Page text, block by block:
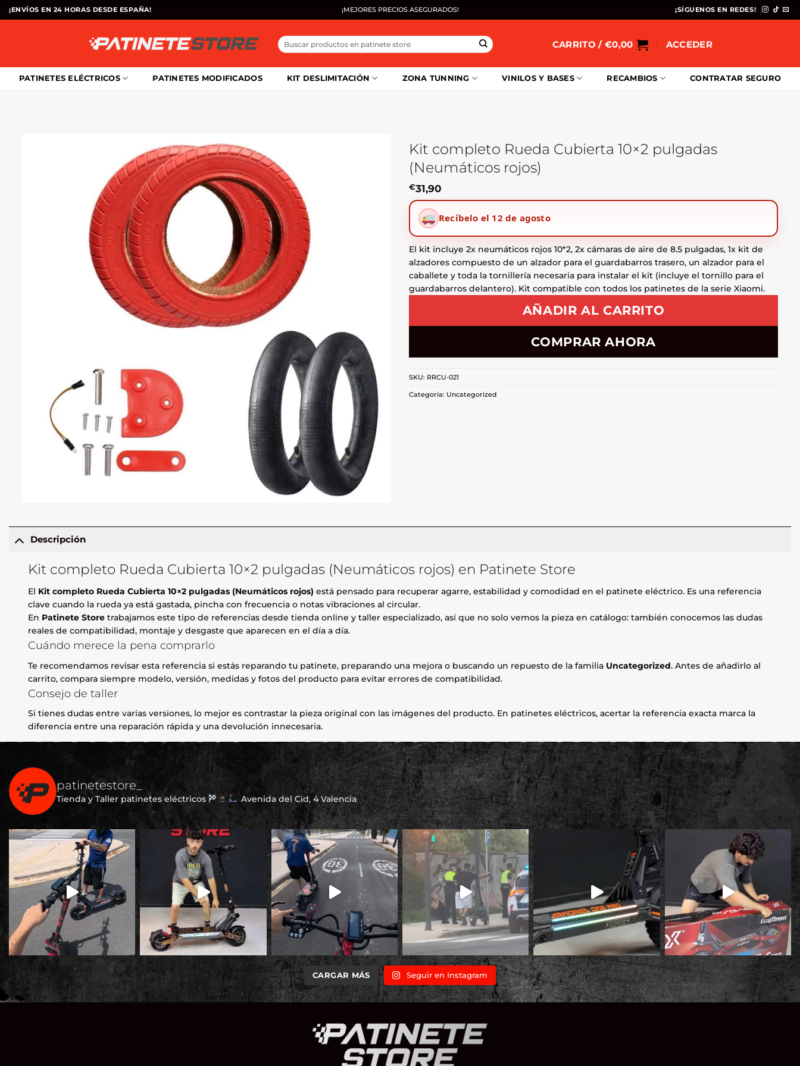
Saltar
al
¡ENVÍOS EN 24 HORAS DESDE ESPAÑA! ¡MEJORES PRECIOS ASEGURADOS! ¡SÍGUENOS EN REDES!
Buscar
por:
CARRITO / €0,00 ACCEDER
PATINETES ELÉCTRICOS PATINETES MODIFICADOS KIT DESLIMITACIÓN ZONA TUNNING VINILOS Y BASES RECAMBIOS CONTRATAR SEGURO
Kit completo Rueda Cubierta 10×2 pulgadas
(Neumáticos rojos)
€31,90
Recíbelo el 12 de agosto
El kit incluye 2x neumáticos rojos 10*2, 2x cámaras de aire de 8.5 pulgadas, 1x kit de
alzadores compuesto de un alzador para el guardabarros trasero, un alzador para el
caballete y toda la tornillería necesaria para instalar el kit (incluye el tornillo para el
guardabarros delantero). Kit compatible con todos los patinetes de la serie Xiaomi.
AÑADIR AL CARRITO
COMPRAR AHORA
SKU: RRCU-021
Categoría: Uncategorized
Descripción
Kit completo Rueda Cubierta 10×2 pulgadas (Neumáticos rojos) en Patinete Store
El Kit completo Rueda Cubierta 10×2 pulgadas (Neumáticos rojos) está pensado para recuperar agarre, estabilidad y comodidad en el patinete eléctrico. Es una referencia
clave cuando la rueda ya está gastada, pincha con frecuencia o notas vibraciones al circular.
En Patinete Store trabajamos este tipo de referencias desde tienda online y taller especializado, así que no solo vemos la pieza en catálogo: también conocemos las dudas
reales de compatibilidad, montaje y desgaste que aparecen en el día a día.
Cuándo merece la pena comprarlo
Te recomendamos revisar esta referencia si estás reparando tu patinete, preparando una mejora o buscando un repuesto de la familia Uncategorized. Antes de añadirlo al
carrito, compara siempre modelo, versión, medidas y fotos del producto para evitar errores de compatibilidad.
Consejo de taller
Si tienes dudas entre varias versiones, lo mejor es contrastar la pieza original con las imágenes del producto. En patinetes eléctricos, acertar la referencia exacta marca la
diferencia entre una reparación rápida y una devolución innecesaria.
patinetestore_
Tienda y Taller patinetes eléctricos Avenida del Cid, 4 Valencia
CARGAR MÁS Seguir en Instagram